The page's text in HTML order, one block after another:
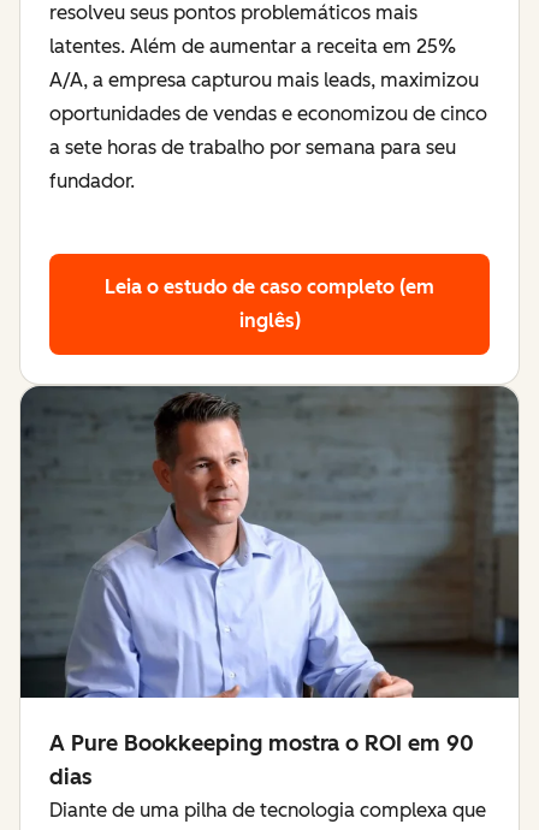
resolveu seus pontos problemáticos mais
latentes. Além de aumentar a receita em 25%
A/A, a empresa capturou mais leads, maximizou
oportunidades de vendas e economizou de cinco
a sete horas de trabalho por semana para seu
fundador.
Leia o estudo de caso completo (em
inglês)
A Pure Bookkeeping mostra o ROI em 90
dias
Diante de uma pilha de tecnologia complexa que